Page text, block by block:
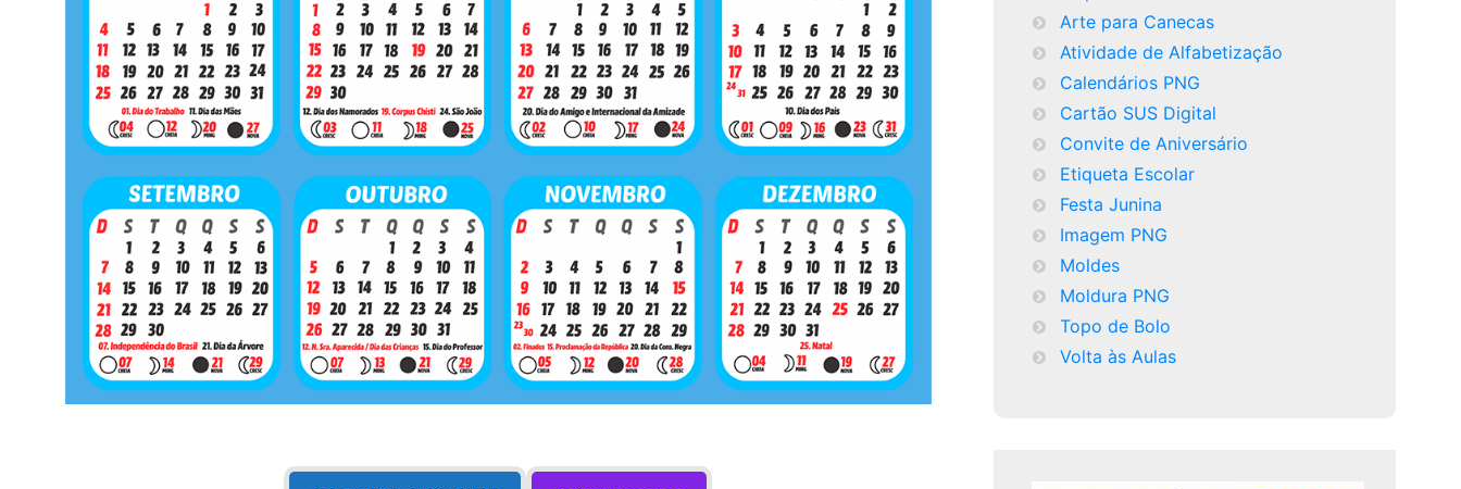
Arte para Canecas
Atividade de Alfabetização
Calendários PNG
Cartão SUS Digital
Convite de Aniversário
Etiqueta Escolar
Festa Junina
Imagem PNG
Moldes
Moldura PNG
Topo de Bolo
Volta às Aulas